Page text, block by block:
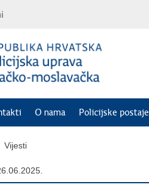
O nama Policijske postaje
Vijesti